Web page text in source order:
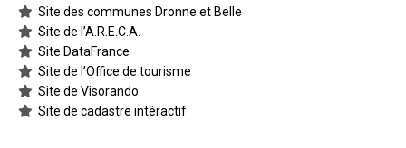
Site des communes Dronne et Belle
Site de l’A.R.E.C.A.
Site DataFrance
Site de l’Office de tourisme
Site de Visorando
Site de cadastre intéractif